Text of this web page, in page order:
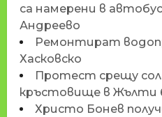
са намерени в
Андреево
Ремонтират
Хасковско
Протест срещу
кръстовище в Жълти
Христо Бонев